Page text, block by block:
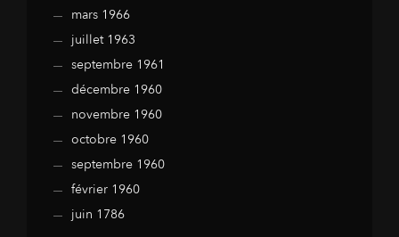
mars 1966
juillet 1963
septembre 1961
décembre 1960
novembre 1960
octobre 1960
septembre 1960
février 1960
juin 1786